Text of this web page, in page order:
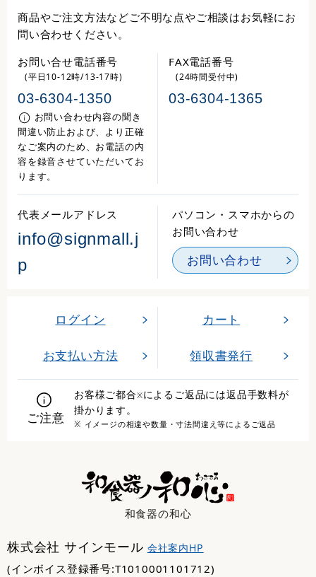
商品やご注文方法などご不明な点やご相談はお気軽にお
問い合わせください。
お問い合せ電話番号
(平日10-12時/13-17時)
03-6304-1350
お問い合わせ内容の聞き
間違い防止および、より正確
なご案内のため、お電話の内
容を録音させていただいてお
ります。
FAX電話番号
(24時間受付中)
03-6304-1365
代表メールアドレス
info@signmall.j
p
パソコン・スマホからの
お問い合わせ
お問い合わせ
ログイン カート
お支払い方法 領収書発行
ご注意
お客様ご都合※によるご返品には返品手数料が
掛かります。
※ イメージの相違や数量・寸法間違え等によるご返品
和食器の和心
株式会社 サインモール 会社案内HP
(インボイス登録番号:T1010001101712)